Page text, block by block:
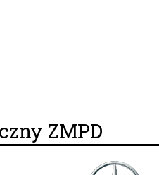
ZMPD